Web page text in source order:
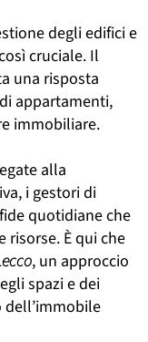
degli edifici e
cruciale. Il
una risposta
appartamenti,
immobiliare.
alla
i gestori di
quotidiane che
risorse. È qui che
, un approccio
spazi e dei
dell’immobile